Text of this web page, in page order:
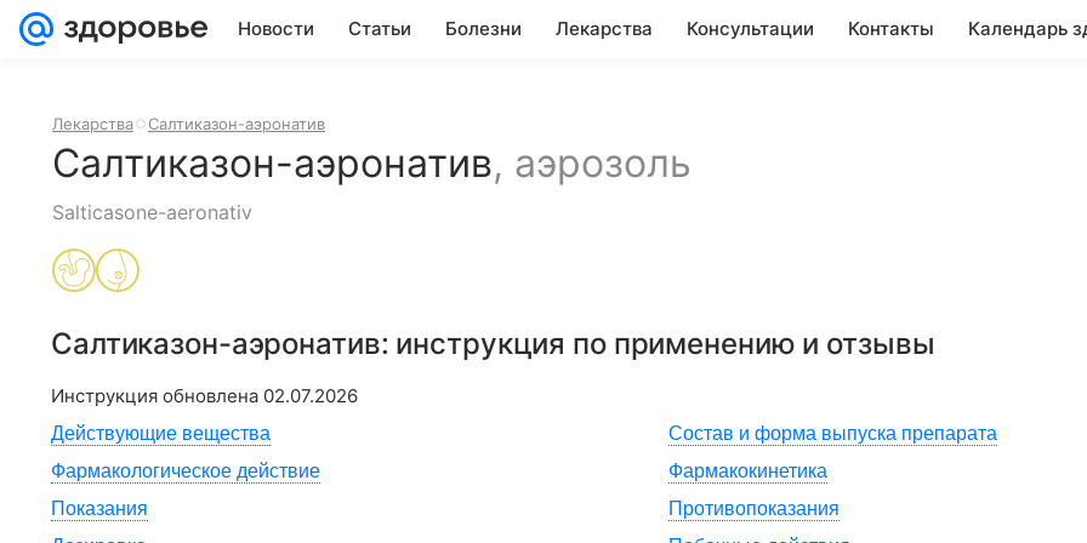
Новости Статьи Болезни Лекарства Консультации Контакты Календарь
Лекарства Салтиказон-аэронатив
Салтиказон-аэронатив, аэрозоль
Salticasone-aeronativ
Салтиказон-аэронатив: инструкция по применению и отзывы
Инструкция обновлена 02.07.2026
Действующие вещества
Состав и форма выпуска препарата
Фармакологическое действие
Фармакокинетика
Показания
Противопоказания